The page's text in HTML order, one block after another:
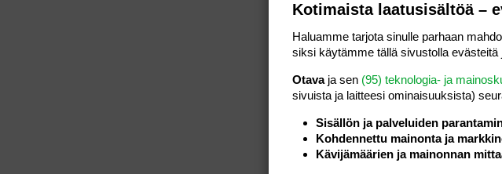
Kotimaista laatusisältöä –
Haluamme tarjota sinulle parhaan
siksi käytämme tällä sivustolla evästeitä
Otavaja sen (95) teknologia- ja
sivuista ja laitteesi ominaisuuk­sista)
Sisällön ja palveluiden
Kohdennettu mainonta ja
Kävijämäärien ja mainonnan